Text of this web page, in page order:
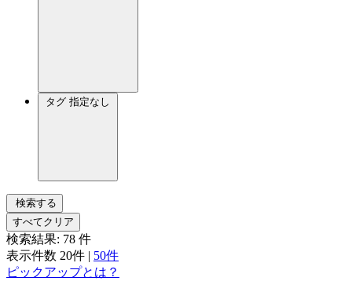
タグ 指定なし
検索する
すべてクリア
検索結果: 78 件
表示件数 20件 | 50件
ピックアップとは？